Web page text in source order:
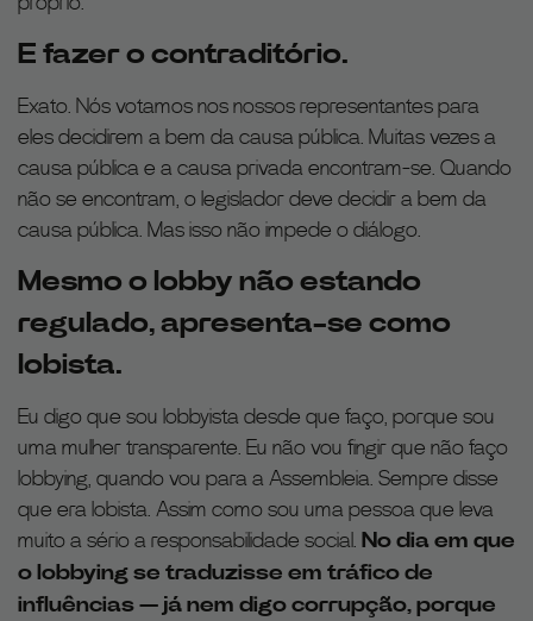
E fazer o contraditório.
Exato. Nós votamos nos nossos representantes para
eles decidirem a bem da causa pública. Muitas vezes a
causa pública e a causa privada encontram-se. Quando
não se encontram, o legislador deve decidir a bem da
causa pública. Mas isso não impede o diálogo.
Mesmo o lobby não estando
regulado, apresenta-se como
lobista.
Eu digo que sou lobbyista desde que faço, porque sou
uma mulher transparente. Eu não vou fingir que não faço
lobbying, quando vou para a Assembleia. Sempre disse
que era lobista. Assim como sou uma pessoa que leva
muito a sério a responsabilidade social. No dia em que
o lobbying se traduzisse em tráfico de
influências — já nem digo corrupção, porque